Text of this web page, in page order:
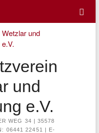
und
e.V.
WEG 34 | 35578
06441 22451 | E-